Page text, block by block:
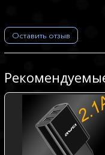
Оставить отзыв